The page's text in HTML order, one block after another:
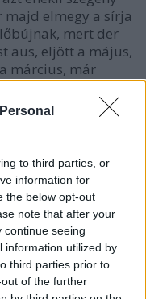
to third parties, or
information for
the below opt-out
note that after your
continue seeing
information utilized by
third parties prior to
of the further
elmegy a sírja
mert der
aus, eljött a május,
március, már
a gonosz
mert tényleg meg
szeretném, hogy
közepéig kelljen
az orgonák,